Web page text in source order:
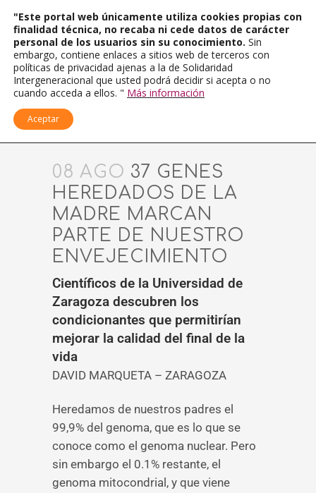
08 AGO 37 GENES
HEREDADOS DE LA
MADRE MARCAN
PARTE DE NUESTRO
ENVEJECIMIENTO
Científicos de la Universidad de
Zaragoza descubren los
condicionantes que permitirían
mejorar la calidad del final de la
vida
DAVID MARQUETA – ZARAGOZA
Heredamos de nuestros padres el
99,9% del genoma, que es lo que se
conoce como el genoma nuclear. Pero
sin embargo el 0.1% restante, el
genoma mitocondrial, y que viene
"Este portal web únicamente utiliza cookies propias con
finalidad técnica, no recaba ni cede datos de carácter
personal de los usuarios sin su conocimiento. Sin
embargo, contiene enlaces a sitios web de terceros con
políticas de privacidad ajenas a la de Solidaridad
Intergeneracional que usted podrá decidir si acepta o no
cuando acceda a ellos. " Más información
Aceptar